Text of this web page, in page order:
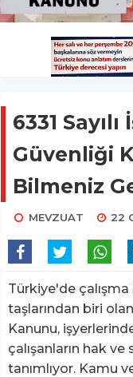
6331 Sayılı
Güvenliği
Bilmeniz
MEVZUAT 22
Türkiye'de
taşlarından biri olan
Kanunu,
çalışanların hak
tanımlıyor. Kamu